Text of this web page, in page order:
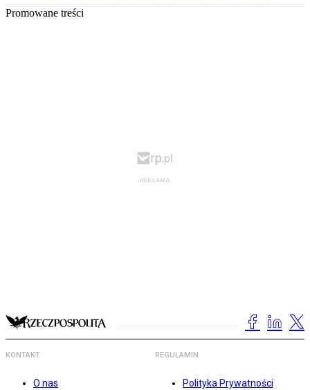
Promowane treści
KONTAKT
O nas
REGULAMIN
Polityka Prywatności